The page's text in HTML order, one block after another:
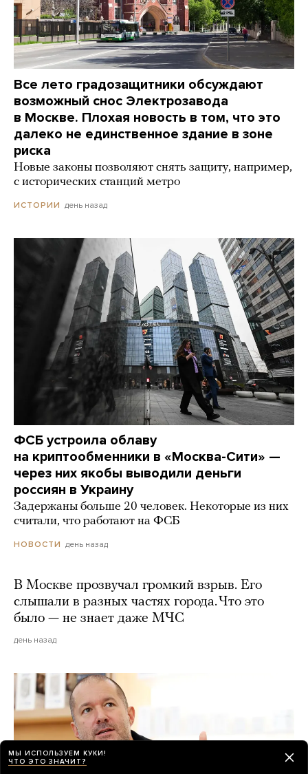
Все лето градозащитники обсуждают
возможный снос Электрозавода
в Москве. Плохая новость в том, что это
далеко не единственное здание в зоне
риска
Новые законы позволяют снять защиту, например,
с исторических станций метро
ИСТОРИИ день назад
ФСБ устроила облаву
на криптообменники в «Москва-Сити» —
через них якобы выводили деньги
россиян в Украину
Задержаны больше 20 человек. Некоторые из них
считали, что работают на ФСБ
НОВОСТИ день назад
В Москве прозвучал громкий взрыв. Его
слышали в разных частях города. Что это
было — не знает даже МЧС
день назад
МЫ ИСПОЛЬЗУЕМ КУКИ!
ЧТО ЭТО ЗНАЧИТ?